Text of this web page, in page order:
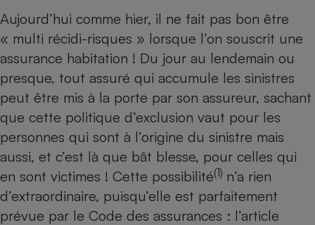
Aujourd’hui comme hier, il ne fait pas bon être
« multi récidi-risques » lorsque l’on souscrit une
assurance habitation ! Du jour au lendemain ou
presque, tout assuré qui accumule les sinistres
peut être mis à la porte par son assureur, sachant
que cette politique d’exclusion vaut pour les
personnes qui sont à l’origine du sinistre mais
aussi, et c’est là que bât blesse, pour celles qui
en sont victimes ! Cette possibilité(1) n’a rien
d’extraordinaire, puisqu’elle est parfaitement
prévue par le Code des assurances : l’article
Complément
alimentaire
bouteille
Assurance emprunteur
Banque
Petit électroménager -
Lave-linge
Téléviseur
Matelas
Mutuelle
Antimoustique